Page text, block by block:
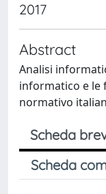
2017
Abstract
Analisi
informatico e le
normativo
Scheda
Scheda